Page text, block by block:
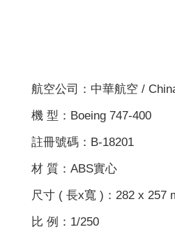
航空公司：中華航空 /
機 型：Boeing 747-400
註冊號碼：B-18201
材 質：ABS實心
尺寸 ( 長x寬 )：282 x 257
比 例：1/250